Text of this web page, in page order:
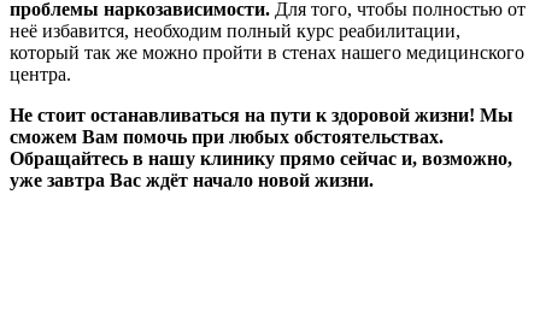
проблемы наркозависимости. Для того, чтобы полностью от
неё избавится, необходим полный курс реабилитации,
который так же можно пройти в стенах нашего медицинского
центра.
Не стоит останавливаться на пути к здоровой жизни! Мы
сможем Вам помочь при любых обстоятельствах.
Обращайтесь в нашу клинику прямо сейчас и, возможно,
уже завтра Вас ждёт начало новой жизни.